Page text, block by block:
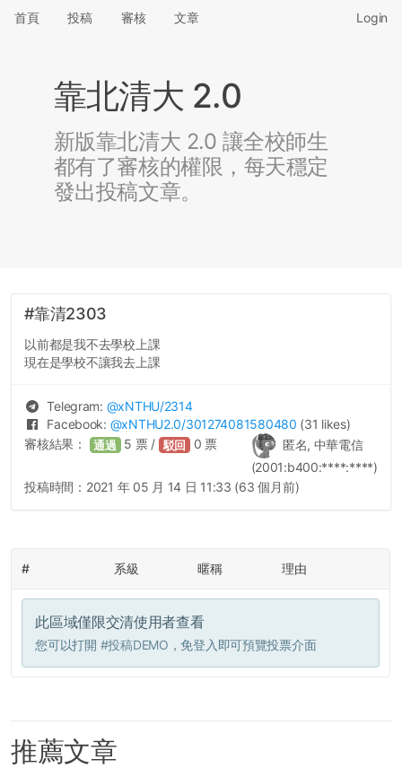
首頁 投稿 審核 文章 Login
靠北清大 2.0
新版靠北清大 2.0 讓全校師生
都有了審核的權限，每天穩定
發出投稿文章。
#靠清2303
以前都是我不去學校上課
現在是學校不讓我去上課
Telegram: @xNTHU/2314
Facebook: @xNTHU2.0/301274081580480 (31 likes)
匿名, 中華電信
(2001:b400:****:****)
審核結果： 通過 5 票 / 駁回 0 票
投稿時間： 2021 年 05 月 14 日 11:33 (63 個月前)
# 系級 暱稱 理由
此區域僅限交清使用者查看
您可以打開 #投稿DEMO ，免登入即可預覽投票介面
推薦文章